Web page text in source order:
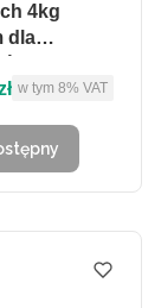
4kg
dla
w tym %s VAT
w tym 8% VAT